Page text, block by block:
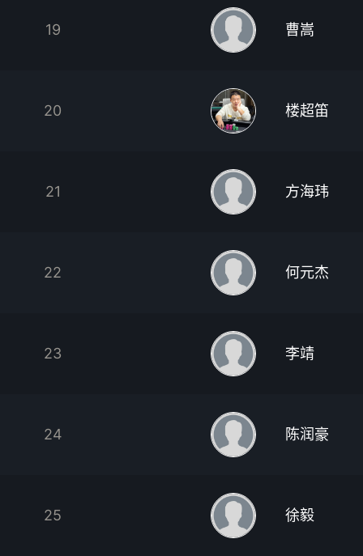
19 曹嵩
20 楼超笛
21 方海玮
22 何元杰
23 李靖
24 陈润豪
25 徐毅